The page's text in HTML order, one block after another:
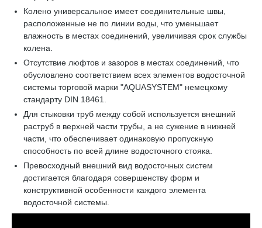
Колено универсальное имеет соединительные швы,
расположенные не по линии воды, что уменьшает
влажность в местах соединений, увеличивая срок службы
колена.
Отсутствие люфтов и зазоров в местах соединений, что
обусловлено соответствием всех элементов водосточной
системы торговой марки "AQUASYSTEM" немецкому
стандарту DIN 18461.
Для стыковки труб между собой используется внешний
раструб в верхней части трубы, а не сужение в нижней
части, что обеспечивает одинаковую пропускную
способность по всей длине водосточного стояка.
Превосходный внешний вид водосточных систем
достигается благодаря совершенству форм и
конструктивной особенности каждого элемента
водосточной системы.